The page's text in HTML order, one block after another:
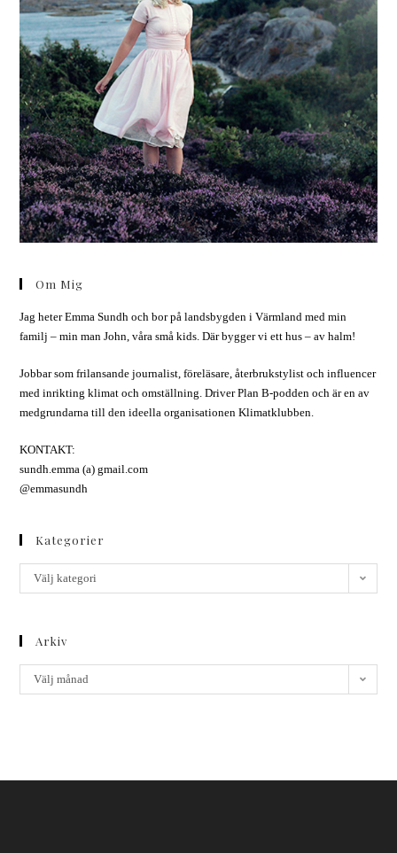
Om Mig
Jag heter Emma Sundh och bor på landsbygden i Värmland med min
familj – min man John, våra små kids. Där bygger vi ett hus – av halm!
Jobbar som frilansande journalist, föreläsare, återbrukstylist och influencer
med inrikting klimat och omställning. Driver Plan B-podden och är en av
medgrundarna till den ideella organisationen Klimatklubben.
KONTAKT:
sundh.emma (a) gmail.com
@emmasundh
Kategorier
Välj kategori
Arkiv
Välj månad